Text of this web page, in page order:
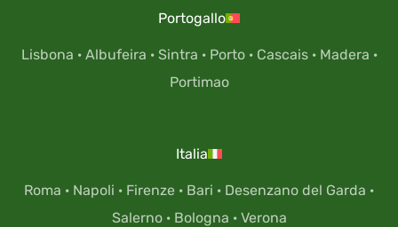
Portogallo
Lisbona · Albufeira · Sintra · Porto· Cascais· Madera ·
Portimao
Italia
Roma · Napoli · Firenze · Bari · Desenzano del Garda ·
Salerno· Bologna · Verona